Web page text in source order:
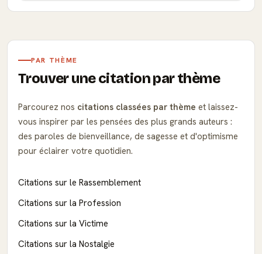
PAR THÈME
Trouver une citation par thème
Parcourez nos citations classées par thème et laissez-
vous inspirer par les pensées des plus grands auteurs :
des paroles de bienveillance, de sagesse et d'optimisme
pour éclairer votre quotidien.
Citations sur le Rassemblement
Citations sur la Profession
Citations sur la Victime
Citations sur la Nostalgie